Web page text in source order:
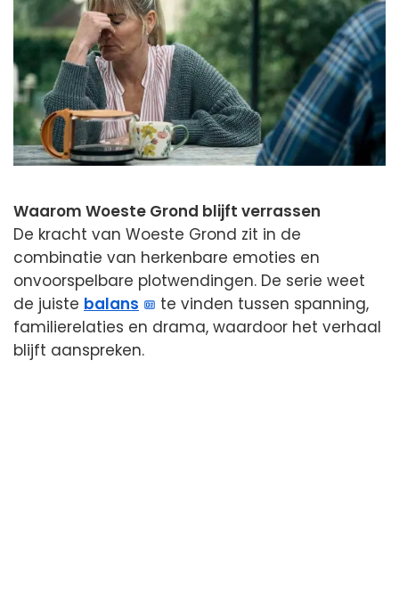
Waarom Woeste Grond blijft verrassen
De kracht van Woeste Grond zit in de
combinatie van herkenbare emoties en
onvoorspelbare plotwendingen. De serie weet
de juiste balans
te vinden tussen spanning,
familierelaties en drama, waardoor het verhaal
blijft aanspreken.